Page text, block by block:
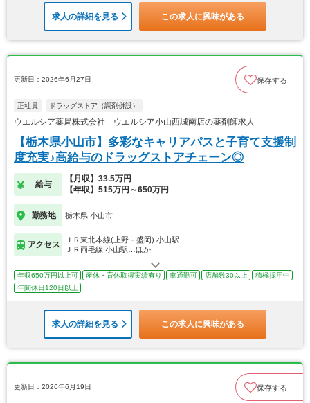
求人の詳細を見る この求人に興味がある
更新日：2026年6月27日 保存する
正社員 ドラッグストア（調剤併設）
ウエルシア薬局株式会社 ウエルシア小山西城南店の薬剤師求人
【栃木県小山市】多彩なキャリアパスと子育て支援制
度充実♪高給与のドラッグストアチェーン◎
給与
【月収】33.5万円
【年収】515万円～650万円
勤務地 栃木県 小山市
アクセス
ＪＲ東北本線(上野－盛岡) 小山駅
ＪＲ両毛線 小山駅…ほか
年収650万円以上可 産休・育休取得実績有り 車通勤可 店舗数30以上
積極採用中
年間休日120日以上
求人の詳細を見る この求人に興味がある
更新日：2026年6月19日 保存する